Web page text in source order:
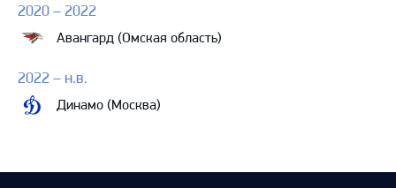
2020 – 2022
Авангард (Омская область)
2022 – н.в.
Динамо (Москва)